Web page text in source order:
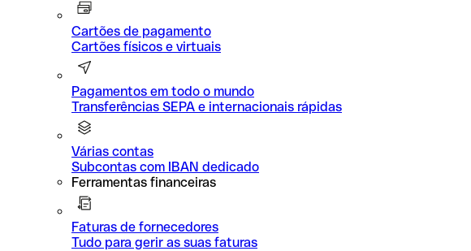
Cartões de pagamento
Cartões físicos e virtuais
Pagamentos em todo o mundo
Transferências SEPA e internacionais rápidas
Várias contas
Subcontas com IBAN dedicado
Ferramentas financeiras
Faturas de fornecedores
Tudo para gerir as suas faturas